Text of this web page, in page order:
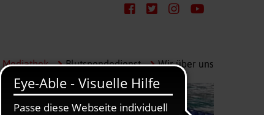
Mediathek Blutspendedienst Wir über uns